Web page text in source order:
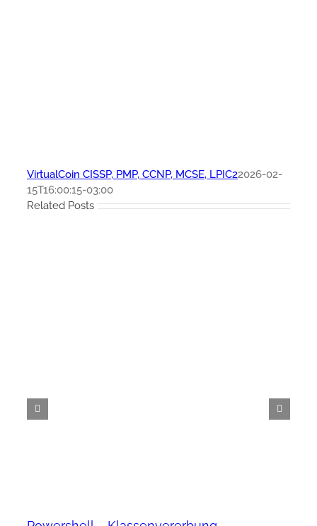
VirtualCoin CISSP, PMP, CCNP, MCSE, LPIC22026-02-
15T16:00:15-03:00
Related Posts